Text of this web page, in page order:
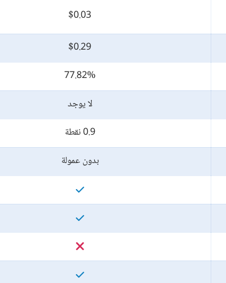
$0.03
$0.29
77.82%
لا يوجد
0.9 نقطة
بدون عمولة